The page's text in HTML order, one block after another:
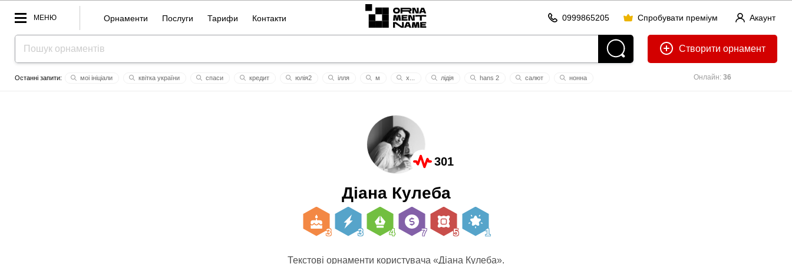
МЕНЮ Орнаменти Послуги Тарифи Контакти Акаунт
0999865205 Спробувати преміум
Створити
Онлайн: 36
моі ініціали квітка україни спаси кредит юлія2 iлля м х... лідія hans 2 салют
нонна
301
Діана Кулеба
3 3 4 7 5 1
Текстові орнаменти користувача «Діана Кулеба».